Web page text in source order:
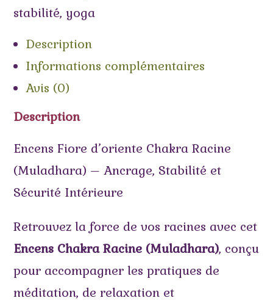
stabilité,yoga
Description
Informations complémentaires
Avis (0)
Description
Encens Fiore d’oriente Chakra Racine
(Muladhara) – Ancrage, Stabilité et
Sécurité Intérieure
Retrouvez la force de vos racines avec cet
Encens Chakra Racine (Muladhara), conçu
pour accompagner les pratiques de
méditation, de relaxation et